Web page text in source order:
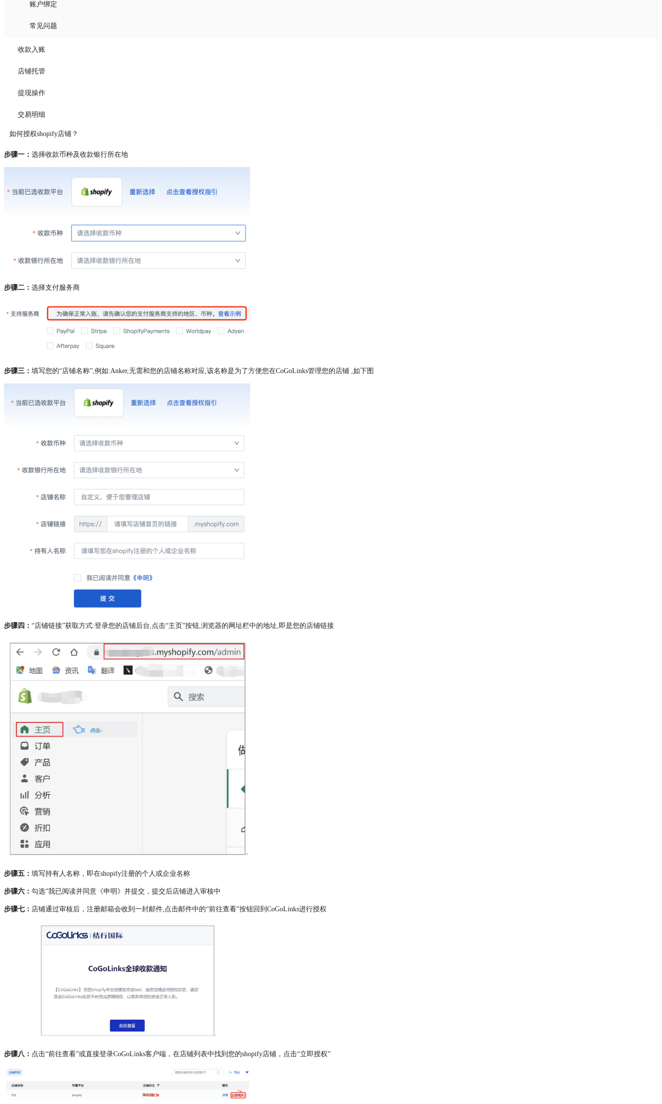
账户绑定
常见问题
收款入账
店铺托管
提现操作
交易明细
如何授权shopify店铺？
步骤一： 选择收款币种及收款银行所在地
步骤二： 选择支付服务商
步骤三： 填写您的“店铺名称”,例如:Anker,无需和您的店铺名称对应,该名称是为了方便您在CoGoLinks管理您的店铺 ,如下图
步骤四： “店铺链接”获取方式:登录您的店铺后台,点击“主页”按钮,浏览器的网址栏中的地址,即是您的店铺链接
步骤五： 填写持有人名称，即在shopify注册的个人或企业名称
步骤六： 勾选”我已阅读并同意《申明》并提交，提交后店铺进入审核中
步骤七： 店铺通过审核后，注册邮箱会收到一封邮件,点击邮件中的“前往查看”按钮回到CoGoLinks进行授权
步骤八： 点击“前往查看”或直接登录CoGoLinks客户端，在店铺列表中找到您的shopify店铺，点击“立即授权”